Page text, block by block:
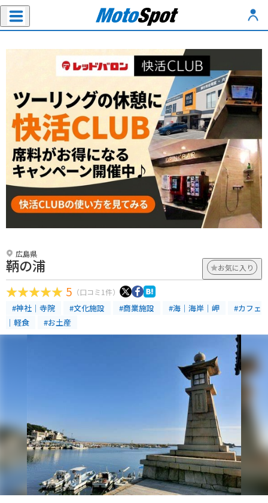
広島県
鞆の浦 お気に入り
5 （口コミ1件）
#神社｜寺院 #文化施設 #商業施設 #海｜海岸｜岬
#カフェ
｜軽食
#お土産